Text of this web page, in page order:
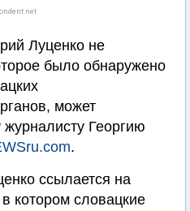
Луценко не
было обнаружено
может
Георгию
.
ссылается на
котором словацкие